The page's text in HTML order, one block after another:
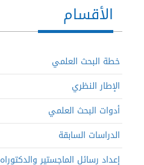
الأقسام
خطة البحث العلمي
الإطار النظري
أدوات البحث العلمي
الدراسات السابقة
إعداد رسائل الماجستير والدكتوراه